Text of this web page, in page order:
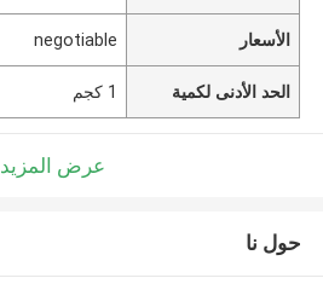
الأسعار negotiable
الحد الأدنى لكمية 1 كجم
عرض المزيد
حول نا